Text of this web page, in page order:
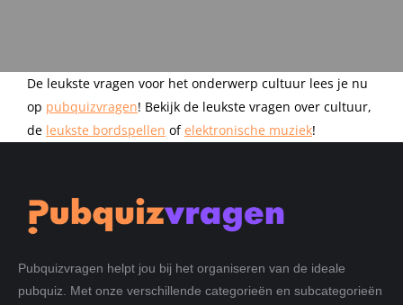
De leukste vragen voor het onderwerp cultuur lees je nu
op pubquizvragen! Bekijk de leukste vragen over cultuur,
de leukste bordspellen ofelektronische muziek!
Pubquizvragen helpt jou bij het organiseren van de ideale
pubquiz. Met onze verschillende categorieën en subcategorieën